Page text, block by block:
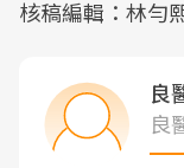
核稿編輯：林勻
良
良